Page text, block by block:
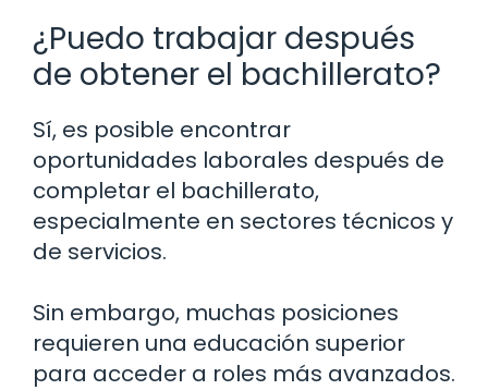
¿Puedo trabajar después
de obtener el bachillerato?
Sí, es posible encontrar
oportunidades laborales después de
completar el bachillerato,
especialmente en sectores técnicos y
de servicios.
Sin embargo, muchas posiciones
requieren una educación superior
para acceder a roles más avanzados.